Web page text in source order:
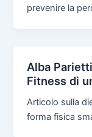
prevenire la
Alba
Fitness di
Articolo sulla
forma fisica